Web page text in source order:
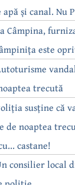
și canal. Nu
Câmpina,
este
trecută
susține că
de noaptea
castane!
consilier local